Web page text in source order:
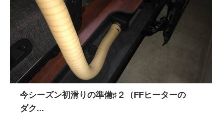
今シーズン初滑りの準備♯２（FFヒーターの
ダク...